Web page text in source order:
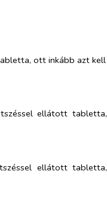
ott inkább azt kell
ellátott tabletta,
ellátott tabletta,